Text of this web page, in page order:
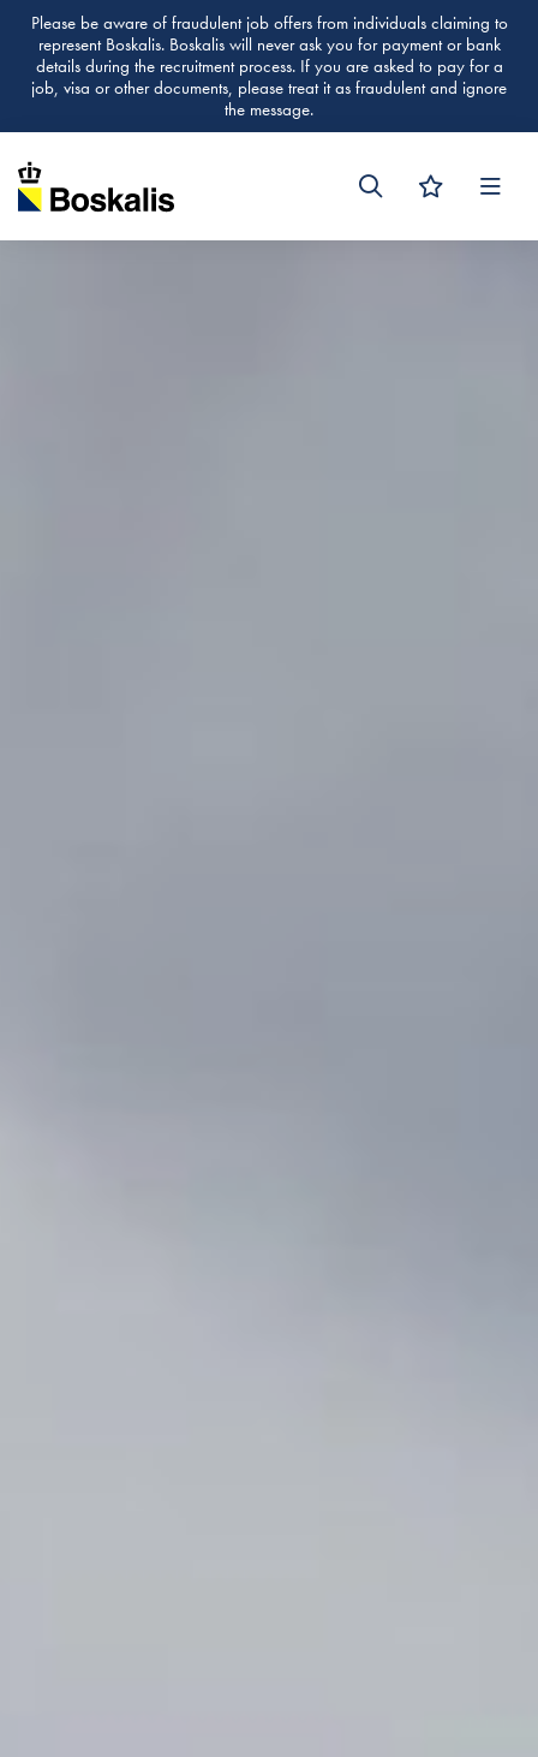
Please be aware of fraudulent job offers from individuals claiming to
represent Boskalis. Boskalis will never ask you for payment or bank
details during the recruitment process. If you are asked to pay for a
job, visa or other documents, please treat it as fraudulent and ignore
the message.